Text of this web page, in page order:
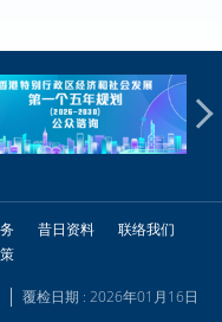
昔日资料
联络我们
覆检日期 : 2026年01月16日